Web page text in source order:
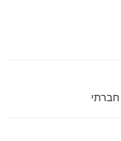
חברתי